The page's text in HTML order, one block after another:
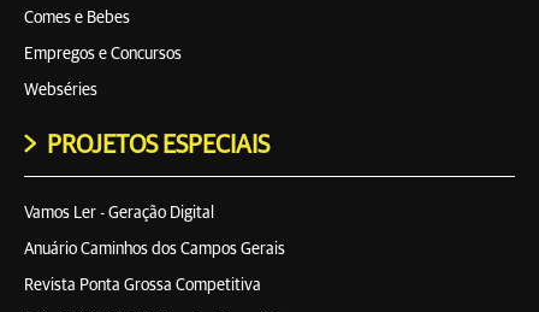
Comes e Bebes
Empregos e Concursos
Webséries
PROJETOS ESPECIAIS
Vamos Ler - Geração Digital
Anuário Caminhos dos Campos Gerais
Revista Ponta Grossa Competitiva